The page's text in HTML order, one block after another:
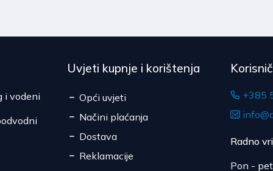
i vodeni
Uvjeti kupnje i korištenja
Opći uvjeti
Načini plaćanja
Dostava
Reklamacije
+385
Radno
Pon -